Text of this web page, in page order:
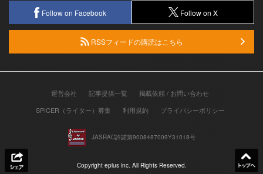
Follow on Facebook Follow on X
RSSフィードの購読はこちら
運営会社 記事提供一覧
掲載依頼 / お問い合わせ
SPICER（ライター）募集
利用規約 プライバシーポリシー
JASRAC許諾第9008487009Y31018号
Copyright eplus inc. All Rights Reserved.